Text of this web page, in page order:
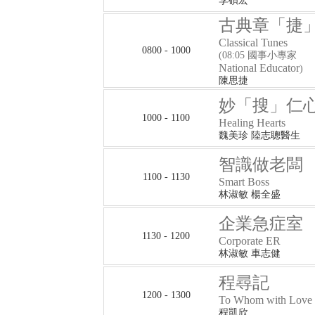
0800 - 1000
古典章「捷
Classical Tunes
(08:05 國事小專家
National Educator)
陳思捷
1000 - 1100
妙「搜」仁
Healing Hearts
魏美珍 陸志聰醫生
1100 - 1130
智識做老闆
Smart Boss
林淑敏 楊全盛
1130 - 1200
企業急症室
Corporate ER
林淑敏 車志健
1200 - 1300
程尋記
To Whom with Love
程凱欣